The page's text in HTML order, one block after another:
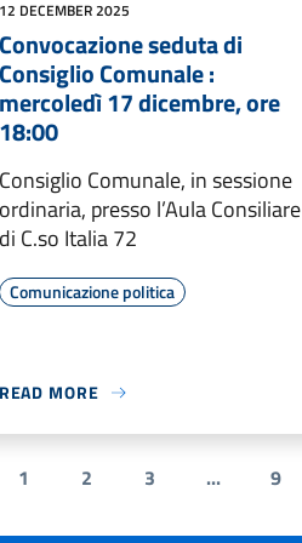
DECEMBER 2025
seduta di
Comunale :
17 dicembre, ore
Comunale, in sessione
presso l’Aula Consiliare
C.so Italia 72
Comunicazione politica
MORE
1 2 3 ... 9